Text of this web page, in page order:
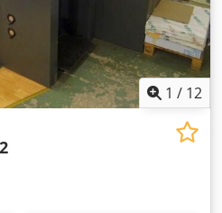
1 / 12